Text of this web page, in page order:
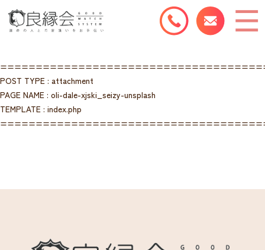
POST TYPE : attachment
PAGE NAME : oli-dale-xjski_seizy-unsplash
TEMPLATE : index.php